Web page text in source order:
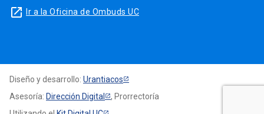
launch Ir a la Oficina de Ombuds UC
Diseño y desarrollo: Urantiacos
Asesoría: Dirección Digital
, Prorrectoría